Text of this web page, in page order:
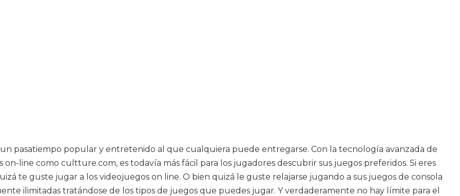
pasatiempo popular y entretenido al que cualquiera puede entregarse. Con la tecnología avanzada de
line como cultture.com, es todavía más fácil para los jugadores descubrir sus juegos preferidos. Si eres
te guste jugar a los videojuegos on line. O bien quizá le guste relajarse jugando a sus juegos de consola
ilimitadas tratándose de los tipos de juegos que puedes jugar. Y verdaderamente no hay límite para el